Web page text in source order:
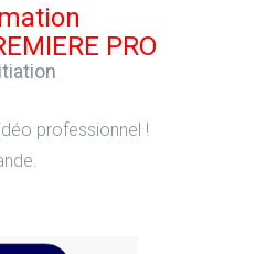
PRO
professionnel !